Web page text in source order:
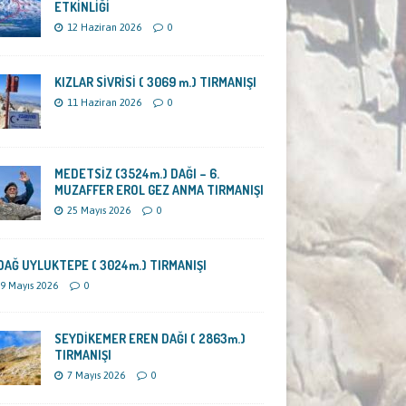
ETKİNLİĞİ
12 Haziran 2026 0
KIZLAR SİVRİSİ ( 3069 m.) TIRMANIŞI
11 Haziran 2026 0
MEDETSİZ (3524m.) DAĞI – 6.
MUZAFFER EROL GEZ ANMA TIRMANIŞI
25 Mayıs 2026 0
UYLUKTEPE ( 3024m.) TIRMANIŞI
Mayıs 2026 0
SEYDİKEMER EREN DAĞI ( 2863m.)
TIRMANIŞI
7 Mayıs 2026 0